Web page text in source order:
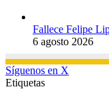
Fallece Felipe
6 agosto 2026
Síguenos en X
Etiquetas